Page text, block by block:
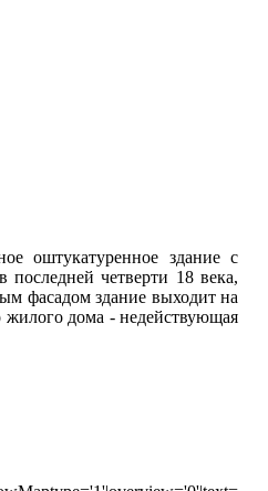
оштукатуренное здание с
четверти 18 века,
фасадом здание выходит на
дома - недействующая